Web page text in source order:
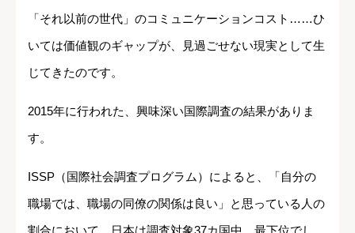
「それ以前の世代」のコミュニケーションコスト……ひ
いては価値観のギャップが、見過ごせない現実として生
じてきたのです。
2015年に行われた、興味深い国際調査の結果がありま
す。
ISSP（国際社会調査プログラム）によると、「自分の
職場では、職場の同僚の関係は良い」と思っている人の
割合において、日本は調査対象37カ国中、最下位でし